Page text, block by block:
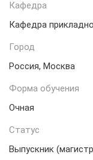
Кафедра
Кафедра
Город
Россия, Москва
Форма обучения
Очная
Статус
Выпускник